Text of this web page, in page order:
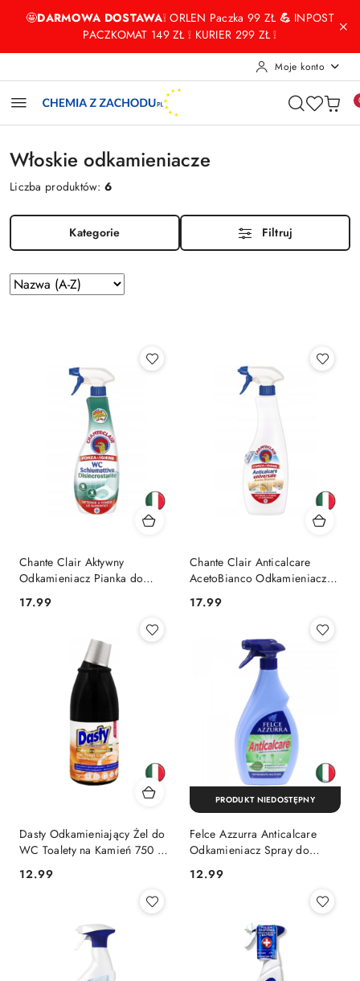
Przejdź do treści głównej
Przejdź do wyszukiwarki
Przejdź do moje konto
Przejdź do menu głównego
Przejdź do stopki
🤩DARMOWA DOSTAWA❕ ORLEN Paczka 99 ZŁ💪 INPOST
PACZKOMAT 149 ZŁ ❕ KURIER 299 ZŁ ❕
Moje konto
Włoskie odkamieniacze
Liczba produktów:6
Kategorie Filtruj
Zastosowano
sortowanie:
Sortuj
według
Chante Clair Aktywny
Odkamieniacz Pianka do
Toalety WC 625 ml (Włochy)
Cena:
17.99
Chante Clair Anticalcare
AcetoBianco Odkamieniacz z
Octem 625 ml (Włochy)
Cena:
17.99
Dasty Odkamieniający Żel do
WC Toalety na Kamień 750 ml
Cena:
12.99
Felce Azzurra Anticalcare
Odkamieniacz Spray do
Cena:
12.99
PRODUKT NIEDOSTĘPNY